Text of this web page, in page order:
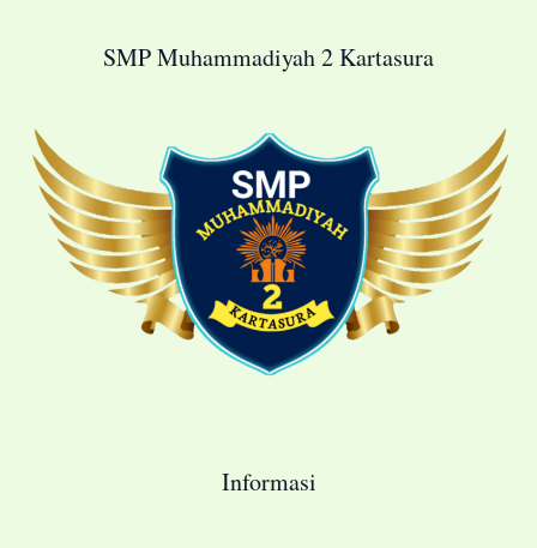
SMP Muhammadiyah 2 Kartasura
Informasi